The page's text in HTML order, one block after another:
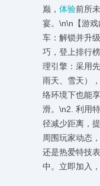
巅， 体验前所
宴。\n\n【游
车：解锁并升
巧，登上排行
理引擎：采用
雨天、雪天）
络环境下也能
滑。\n2. 利用
径减少距离，
周围玩家动态
还是热爱特技
中。立即加入